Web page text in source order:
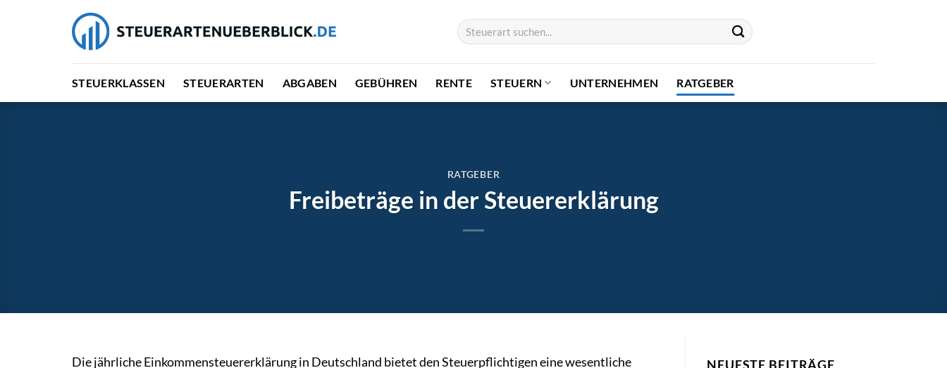
STEUERKLASSEN STEUERARTEN ABGABEN GEBÜHREN RENTE STEUERN UNTERNEHMEN RATGEBER
RATGEBER
Freibeträge in der Steuererklärung
Die jährliche Einkommensteuererklärung in Deutschland bietet den Steuerpflichtigen eine wesentliche
NEUESTE BEITRÄGE